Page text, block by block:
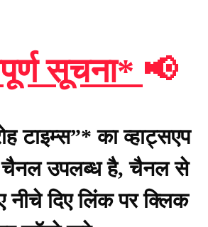
सूचना* 📢
टाइम्स”* का व्हाट्सएप
उपलब्ध है, चैनल से
दिए लिंक पर क्लिक